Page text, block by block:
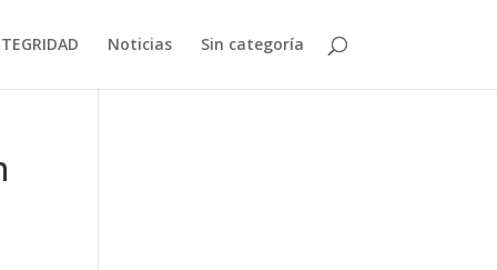
Noticias Sin categoría